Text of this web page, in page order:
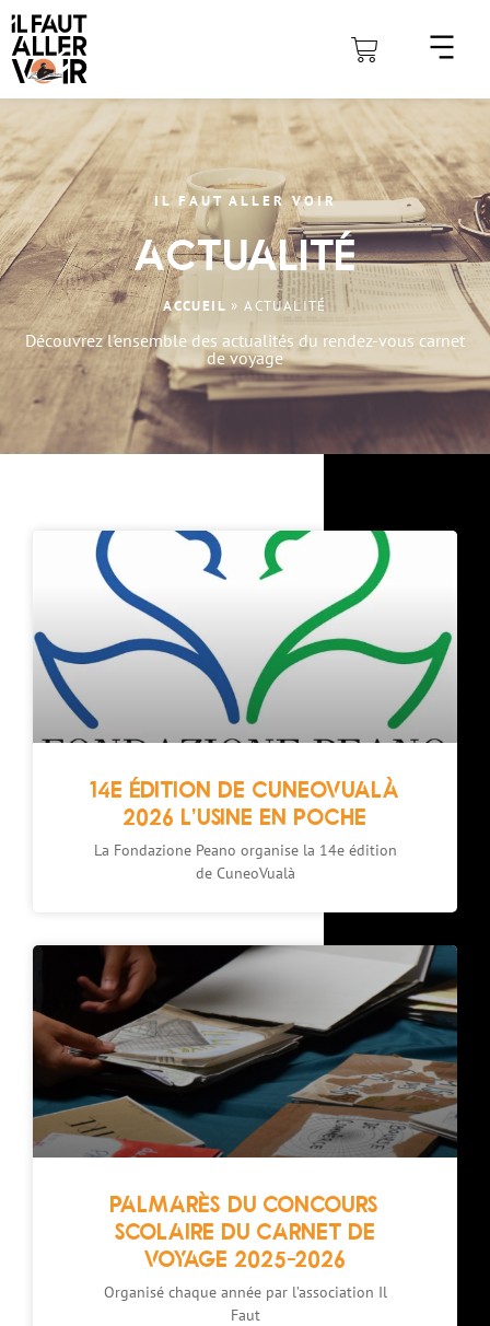
IL FAUT ALLER VOIR
Actualité
ACCUEIL »ACTUALITÉ
Découvrez l'ensemble des actualités du rendez-vous carnet
de voyage
14E ÉDITION DE CUNEOVUALÀ
2026 L’USINE EN POCHE
La Fondazione Peano organise la 14e édition
de CuneoVualà
PALMARÈS DU CONCOURS
SCOLAIRE DU CARNET DE
VOYAGE 2025-2026
Organisé chaque année par l’association Il
Faut